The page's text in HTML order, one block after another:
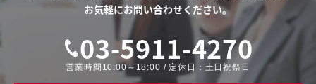
お気軽にお問い合わせください。
03-5911-4270
営業時間10:00～18:00 / 定休日：土日祝祭日